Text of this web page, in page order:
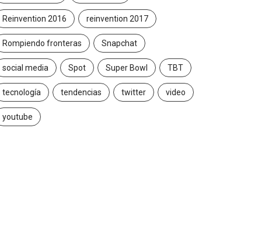
Reinvention 2016 reinvention 2017
Rompiendo fronteras Snapchat
social media Spot Super Bowl TBT
tecnología tendencias twitter video
youtube